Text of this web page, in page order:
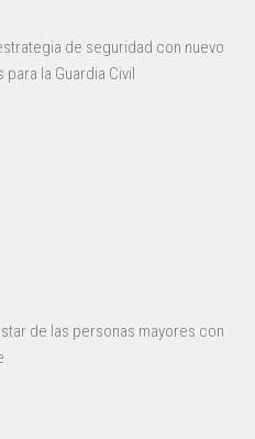
de seguridad con nuevo
para la Guardia Civil
de las personas mayores con